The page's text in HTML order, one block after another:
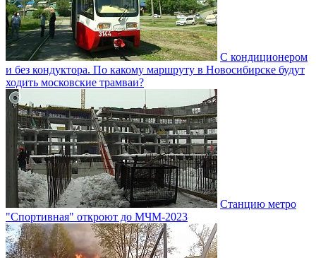
С кондиционером
и без кондуктора. По какому маршруту в Новосибирске будут
ходить московские трамваи?
Станцию метро
"Спортивная" откроют до МЧМ-2023